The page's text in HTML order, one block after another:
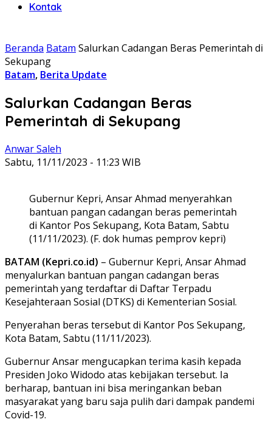
Kontak
Beranda Batam Salurkan Cadangan Beras Pemerintah di
Sekupang
Batam, Berita Update
Salurkan Cadangan Beras
Pemerintah di Sekupang
Anwar Saleh
Sabtu, 11/11/2023 - 11:23 WIB
Gubernur Kepri, Ansar Ahmad menyerahkan
bantuan pangan cadangan beras pemerintah
di Kantor Pos Sekupang, Kota Batam, Sabtu
(11/11/2023). (F. dok humas pemprov kepri)
BATAM (Kepri.co.id) – Gubernur Kepri, Ansar Ahmad
menyalurkan bantuan pangan cadangan beras
pemerintah yang terdaftar di Daftar Terpadu
Kesejahteraan Sosial (DTKS) di Kementerian Sosial.
Penyerahan beras tersebut di Kantor Pos Sekupang,
Kota Batam, Sabtu (11/11/2023).
Gubernur Ansar mengucapkan terima kasih kepada
Presiden Joko Widodo atas kebijakan tersebut. Ia
berharap, bantuan ini bisa meringankan beban
masyarakat yang baru saja pulih dari dampak pandemi
Covid-19.